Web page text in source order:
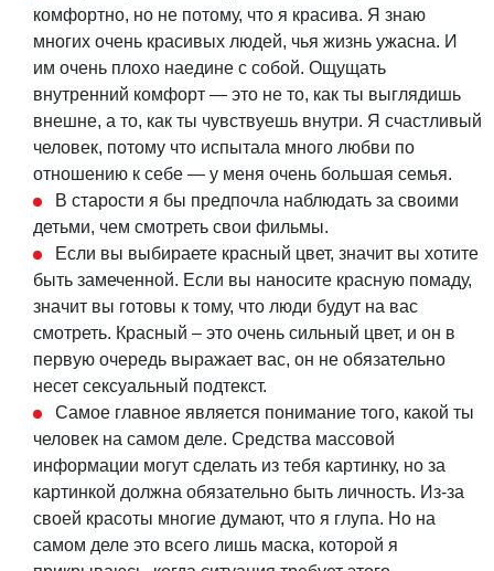
комфортно, но не потому, что я красива. Я знаю
многих очень красивых людей, чья жизнь ужасна. И
им очень плохо наедине с собой. Ощущать
внутренний комфорт — это не то, как ты выглядишь
внешне, а то, как ты чувствуешь внутри. Я счастливый
человек, потому что испытала много любви по
отношению к себе — у меня очень большая семья.
В старости я бы предпочла наблюдать за своими
детьми, чем смотреть свои фильмы.
Если вы выбираете красный цвет, значит вы хотите
быть замеченной. Если вы наносите красную помаду,
значит вы готовы к тому, что люди будут на вас
смотреть. Красный – это очень сильный цвет, и он в
первую очередь выражает вас, он не обязательно
несет сексуальный подтекст.
Самое главное является понимание того, какой ты
человек на самом деле. Средства массовой
информации могут сделать из тебя картинку, но за
картинкой должна обязательно быть личность. Из-за
своей красоты многие думают, что я глупа. Но на
самом деле это всего лишь маска, которой я